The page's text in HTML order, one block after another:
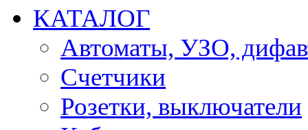
КАТАЛОГ
Автоматы, УЗО,
Счетчики
Розетки, выключатели